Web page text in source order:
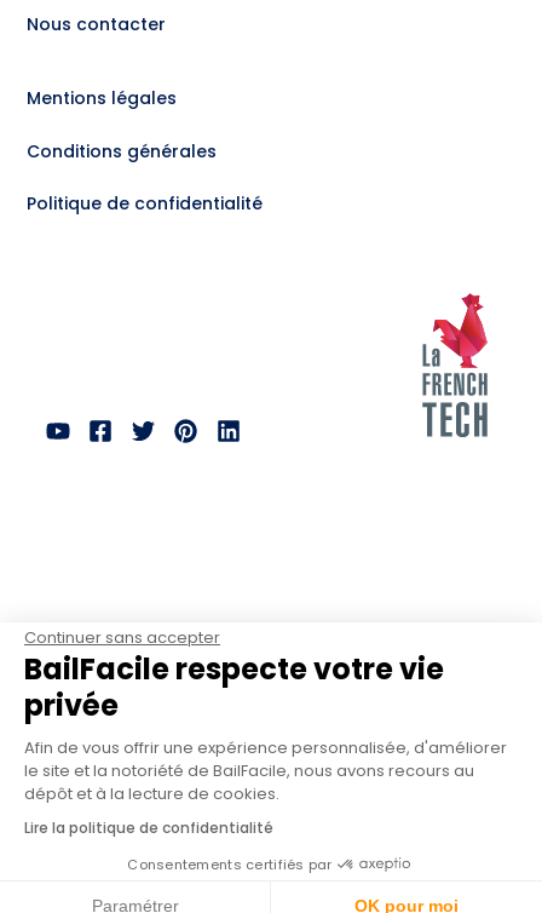
Nous contacter
Mentions légales
Conditions générales
Politique de confidentialité
Continuer sans accepter
BailFacile respecte votre vie
privée
Afin de vous offrir une expérience personnalisée, d'améliorer
le site et la notoriété de BailFacile, nous avons recours au
dépôt et à la lecture de cookies.
Lire la politique de confidentialité
Consentements certifiés par
Paramétrer OK pour moi